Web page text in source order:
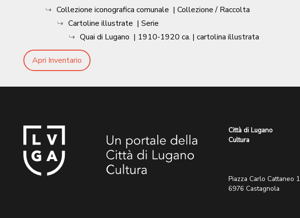
Collezione iconografica comunale | Collezione / Raccolta
Cartoline illustrate | Serie
Quai di Lugano | 1910-1920 ca. | cartolina illustrata
Apri Inventario
Città di Lugano
Cultura
Piazza Carlo Cattaneo 1
6976 Castagnola